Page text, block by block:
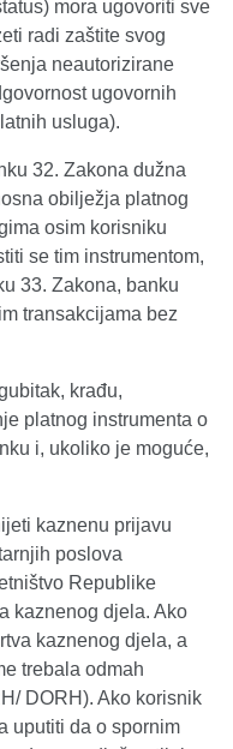
mora ugovoriti sve
radi zaštite svog
neautorizirane
ugovornih
usluga).
32. Zakona dužna
obilježja platnog
osim korisniku
se tim instrumentom,
33. Zakona, banku
transakcijama bez
krađu,
platnog instrumenta o
i, ukoliko je moguće,
kaznenu prijavu
poslova
Republike
kaznenog djela. Ako
kaznenog djela, a
trebala odmah
DORH). Ako korisnik
uputiti da o spornim